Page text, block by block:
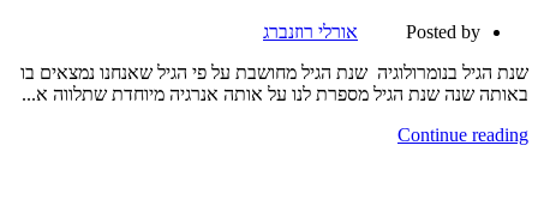
Posted by
אורלי רוזנברג
שנת הגיל בנומרולוגיה שנת הגיל מחושבת על פי הגיל שאנחנו נמצאים בו
באותה שנה שנת הגיל מספרת לנו על אותה אנרגיה מיוחדת שתלווה א...
Continue reading